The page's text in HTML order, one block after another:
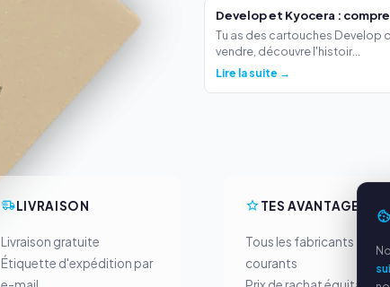
Develop et Kyocera :
Tu as des cartouches Develop
vendre, découvre l'histoir...
Lire la suite →
LIVRAISON
Livraison gratuite
Étiquette d'expédition par
TES AVANTAGES
Tous les fabricants
courants